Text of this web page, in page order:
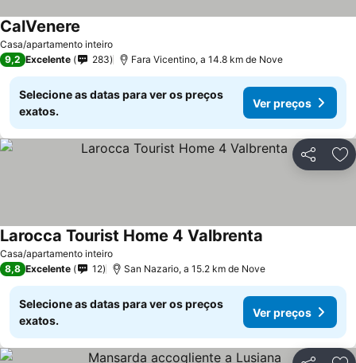
Casa/apartamento inteiro
CalVenere
9,2 Excelente 283 Fara Vicentino, a 14.8 km de Nove
Selecione as datas para ver os preços
exatos.
Ver preços
Partilhar
Casa/apartamento inteiro
Larocca Tourist Home 4 Valbrenta
8,8 Excelente 12 San Nazario, a 15.2 km de Nove
Selecione as datas para ver os preços
exatos.
Ver preços